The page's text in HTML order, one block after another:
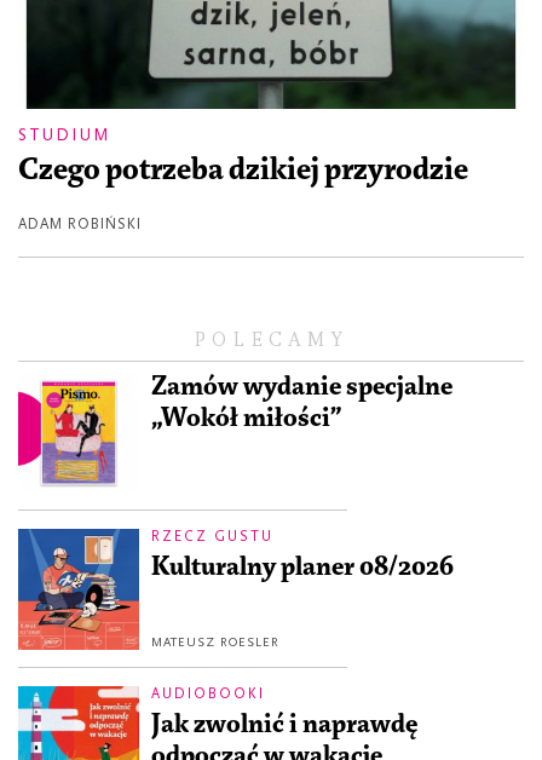
POLECAMY
Zamów wydanie specjalne
„Wokół miłości”
RZECZ GUSTU
Kulturalny planer 08/2026
MATEUSZ ROESLER
AUDIOBOOKI
Jak zwolnić i naprawdę
STUDIUM
Czego potrzeba dzikiej przyrodzie
ADAM ROBIŃSKI